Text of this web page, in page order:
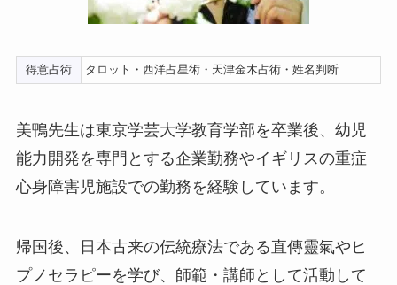
得意占術 タロット・西洋占星術・天津金木占術・姓名判断
美鴨先生は東京学芸大学教育学部を卒業後、幼児
能力開発を専門とする企業勤務やイギリスの重症
心身障害児施設での勤務を経験しています。
帰国後、日本古来の伝統療法である直傳靈氣やヒ
プノセラピーを学び、師範・講師として活動して